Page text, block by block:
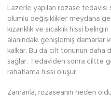
Lazerle yapılan rozase
olumlu değişiklikler meydana
kızarıklık ve sıcaklık hissi
alanındaki genişlemiş
kalkar. Bu da cilt tonunun daha
sağlar. Tedaviden sonra ciltte
rahatlama hissi oluşur.
Zamanla, rozaseanın neden